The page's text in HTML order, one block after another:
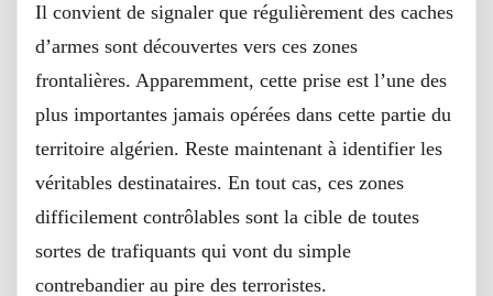
Il convient de signaler que régulièrement des caches
d’armes sont découvertes vers ces zones
frontalières. Apparemment, cette prise est l’une des
plus importantes jamais opérées dans cette partie du
territoire algérien. Reste maintenant à identifier les
véritables destinataires. En tout cas, ces zones
difficilement contrôlables sont la cible de toutes
sortes de trafiquants qui vont du simple
contrebandier au pire des terroristes.